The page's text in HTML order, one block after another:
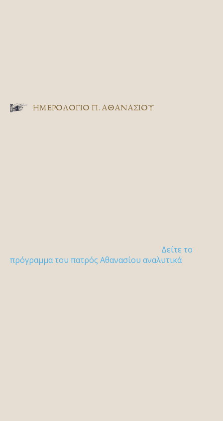
ΗΜΕΡΟΛΟΓΙΟ Π. ΑΘΑΝΑΣΙΟΥ
Δείτε το
πρόγραμμα του πατρός Αθανασίου αναλυτικά